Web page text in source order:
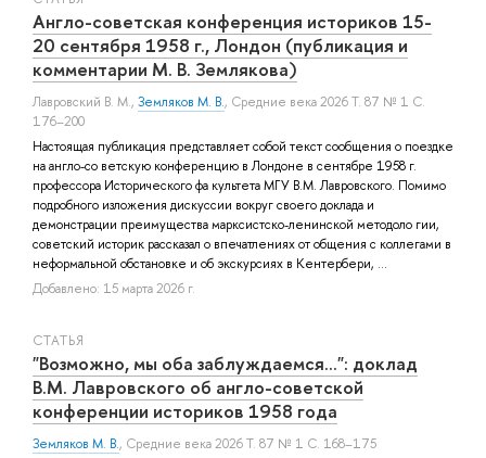
Англо-советская конференция историков 15-
20 сентября 1958 г., Лондон (публикация и
комментарии М. В. Землякова)
Лавровский В. М., Земляков М. В., Средние века 2026 Т. 87 № 1 С.
176–200
Настоящая публикация представляет собой текст сообщения о поездке
на англо-со ветскую конференцию в Лондоне в сентябре 1958 г.
профессора Исторического фа культета МГУ В.М. Лавровского. Помимо
подробного изложения дискуссии вокруг своего доклада и
демонстрации преимущества марксистско-ленинской методоло гии,
советский историк рассказал о впечатлениях от общения с коллегами в
неформальной обстановке и об экскурсиях в Кентербери, ...
Добавлено: 15 марта 2026 г.
СТАТЬЯ
"Возможно, мы оба заблуждаемся...": доклад
В.М. Лавровского об англо-советской
конференции историков 1958 года
Земляков М. В., Средние века 2026 Т. 87 № 1 С. 168–175